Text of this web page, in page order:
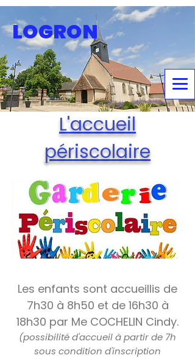
LOGRON
L'accueil
périscolaire
Les enfants sont accueillis de
7h30 à 8h50 et de 16h30 à
18h30 par Me COCHELIN Cindy.
(possibilité d'accueil à partir de 7h
sous condition d'inscription